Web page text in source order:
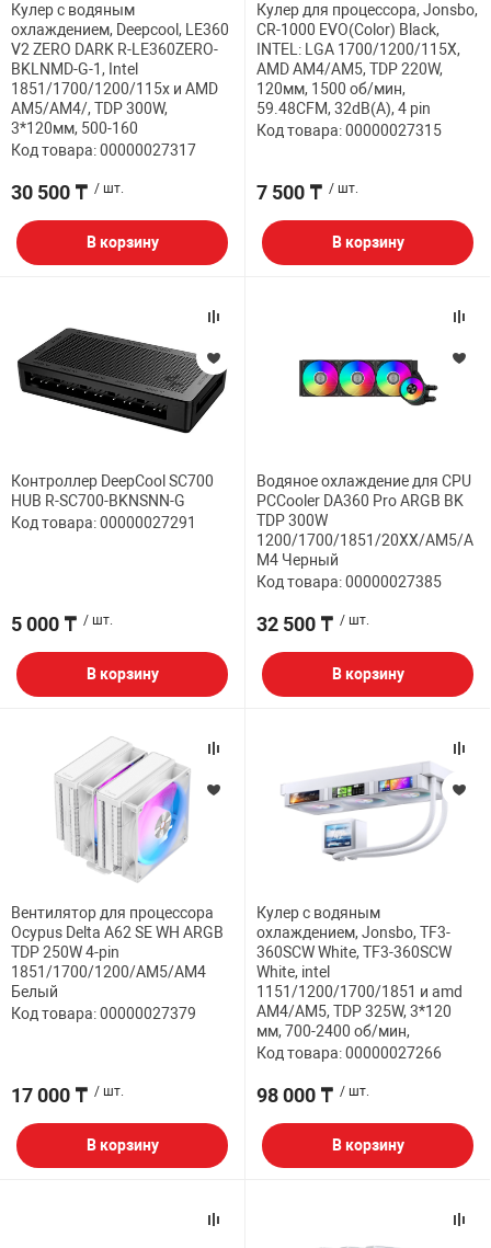
Кулер с водяным
охлаждением, Deepcool, LE360
V2 ZERO DARK R-LE360ZERO-
BKLNMD-G-1, Intel
1851/1700/1200/115х и AMD
AM5/AM4/, TDP 300W,
3*120мм, 500-160
Код товара: 00000027317
30 500 ₸ / шт.
В корзину
Кулер для процессора, Jonsbo,
CR-1000 EVO(Color) Black,
INTEL: LGA 1700/1200/115X,
AMD AM4/AM5, TDP 220W,
120мм, 1500 об/мин,
59.48CFM, 32dB(A), 4 pin
Код товара: 00000027315
7 500 ₸ / шт.
В корзину
Контроллер DeepCool SC700
HUB R-SC700-BKNSNN-G
Код товара: 00000027291
5 000 ₸ / шт.
В корзину
Водяное охлаждение для CPU
PCCooler DA360 Pro ARGB BK
TDP 300W
1200/1700/1851/20XX/AM5/A
M4 Черный
Код товара: 00000027385
32 500 ₸ / шт.
В корзину
Вентилятор для процессора
Ocypus Delta A62 SE WH ARGB
TDP 250W 4-pin
1851/1700/1200/AM5/AM4
Белый
Код товара: 00000027379
17 000 ₸ / шт.
В корзину
Кулер с водяным
охлаждением, Jonsbo, TF3-
360SCW White, TF3-360SCW
White, intel
1151/1200/1700/1851 и amd
AM4/AM5, TDP 325W, 3*120
мм, 700-2400 об/мин,
Код товара: 00000027266
98 000 ₸ / шт.
В корзину